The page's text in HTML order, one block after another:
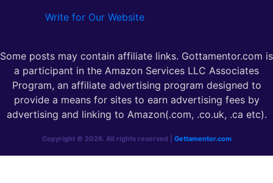
Write for Our Website
Some posts may contain affiliate links. Gottamentor.com is
a participant in the Amazon Services LLC Associates
Program, an affiliate advertising program designed to
provide a means for sites to earn advertising fees by
advertising and linking to Amazon(.com, .co.uk, .ca etc).
Copyright © 2026. All rights reserved | Gettamentor.com